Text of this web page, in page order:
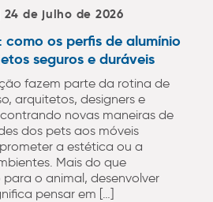
de julho de 2026
os perfis de alumínio
seguros e duráveis
fazem parte da rotina de
arquitetos, designers e
novas maneiras de
dos pets aos móveis
a estética ou a
Mais do que
o animal, desenvolver
pensar em […]